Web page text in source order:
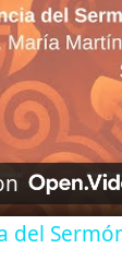
del